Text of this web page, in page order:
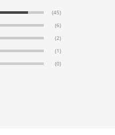
(45)
(6)
(2)
(1)
(0)